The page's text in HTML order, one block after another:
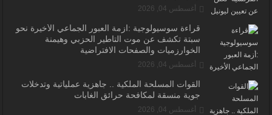
أغسطس 04, 2026
قراءة سوسيولوجية :أزمة العبور الجماعي الأخيرة نحو
سبتة تكشف عن موت التاطير الحزبي وهيمنة
الخوارزميات والصفحات الافتراضية
أغسطس 04, 2026
القوات المسلحة الملكية .. جاهزية عملياتية وتدخلات
جوية منسقة لمكافحة حرائق الغابات
أغسطس 04, 2026